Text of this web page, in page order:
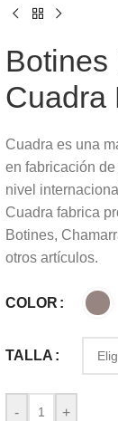
Botines
Cuadra
Cuadra es una
en fabricación
nivel
Cuadra fabrica
Botines,
otros artículos.
COLOR
TALLA
- +